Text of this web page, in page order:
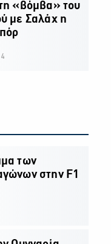
τη «βόμβα» του
με Σαλάχ η
των
στην F1